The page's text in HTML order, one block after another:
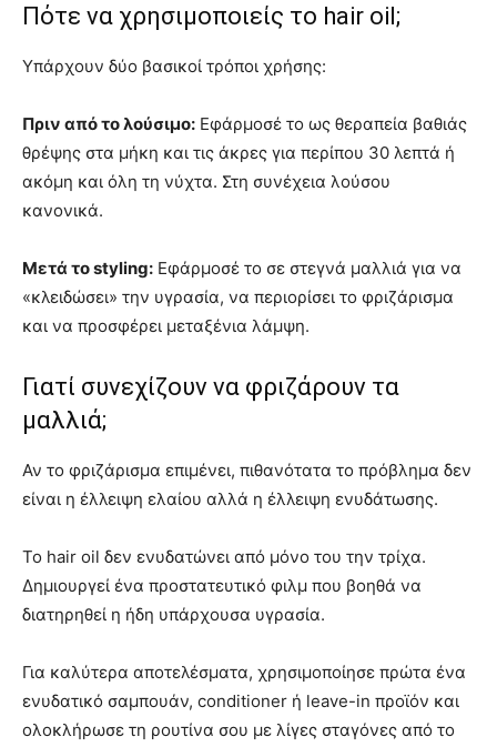
Πότε να χρησιμοποιείς το hair oil;
Υπάρχουν δύο βασικοί τρόποι χρήσης:
Πριν από το λούσιμο: Εφάρμοσέ το ως θεραπεία βαθιάς
θρέψης στα μήκη και τις άκρες για περίπου 30 λεπτά ή
ακόμη και όλη τη νύχτα. Στη συνέχεια λούσου
κανονικά.
Μετά το styling: Εφάρμοσέ το σε στεγνά μαλλιά για να
«κλειδώσει» την υγρασία, να περιορίσει το φριζάρισμα
και να προσφέρει μεταξένια λάμψη.
Γιατί συνεχίζουν να φριζάρουν τα
μαλλιά;
Αν το φριζάρισμα επιμένει, πιθανότατα το πρόβλημα δεν
είναι η έλλειψη ελαίου αλλά η έλλειψη ενυδάτωσης.
Το hair oil δεν ενυδατώνει από μόνο του την τρίχα.
Δημιουργεί ένα προστατευτικό φιλμ που βοηθά να
διατηρηθεί η ήδη υπάρχουσα υγρασία.
Για καλύτερα αποτελέσματα, χρησιμοποίησε πρώτα ένα
ενυδατικό σαμπουάν, conditioner ή leave-in προϊόν και
ολοκλήρωσε τη ρουτίνα σου με λίγες σταγόνες από το